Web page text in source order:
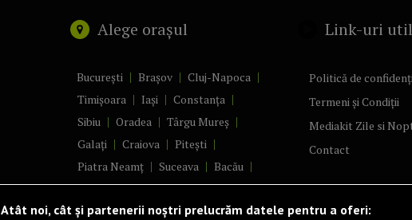
Alege orașul
București Brașov
Cluj-Napoca
Timișoara
Iași
Constanța
Sibiu
Oradea
Târgu Mureș
Galați
Craiova
Pitești
Piatra Neamț
Suceava
Bacău
Brăila
Ploiești
Râmnicu Vâlcea
Alba Iulia
Arad
Bistrița
Link-uri
Politică de
Termeni și Condiții
Mediakit Zile si
Contact
Atât noi, cât și partenerii noștri prelucrăm datele pentru a oferi: